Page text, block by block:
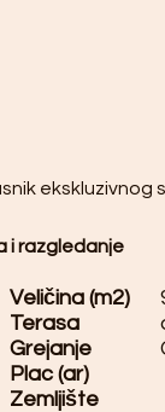
ekskluzivnog
i razgledanje
Veličina (m2)
Terasa
Grejanje
Plac (ar)
Zemljište